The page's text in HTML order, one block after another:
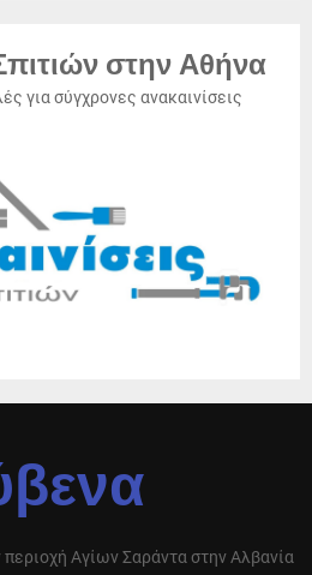
στην Αθήνα
για σύγχρονες ανακαινίσεις
Αγίων Σαράντα στην Αλβανία